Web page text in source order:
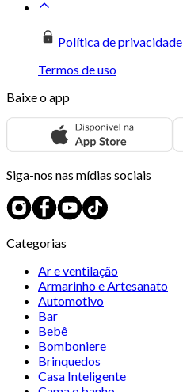
Política de privacidade
Termos de uso
Baixe o app
Siga-nos nas mídias sociais
Categorias
Ar e ventilação
Armarinho e Artesanato
Automotivo
Bar
Bebê
Bomboniere
Brinquedos
Casa Inteligente